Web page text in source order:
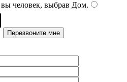
человек, выбрав Дом.